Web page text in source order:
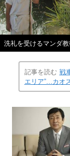
洗礼を受けるマンダ
記事を読む 戦
エリア”…カオ